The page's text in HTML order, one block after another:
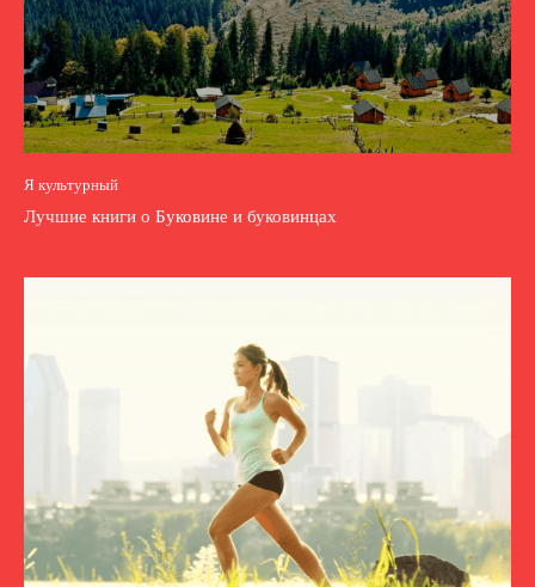
Я культурный
Лучшие книги о Буковине и буковинцах